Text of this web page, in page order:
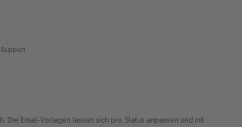
Support
Email-Vorlagen lassen sich pro Status anpassen und mit